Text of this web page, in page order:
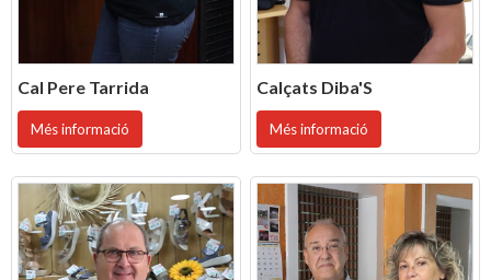
Cal Pere Tarrida
Més informació
Calçats Diba'S
Més informació